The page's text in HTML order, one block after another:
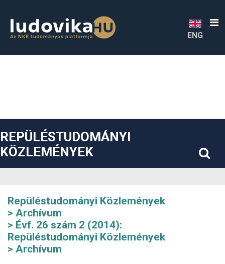
##plugins.themes.bootstrap3.accessible_menu.sidebar##
ENG
REPÜLÉSTUDOMÁNYI
KÖZLEMÉNYEK
Repüléstudományi Közlemények
Archívum
Évf. 26 szám 2 (2014):
Repüléstudományi Közlemények
Archívum